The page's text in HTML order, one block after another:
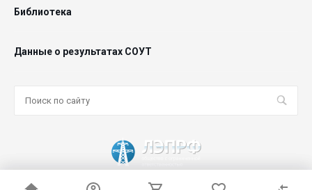
Библиотека
Данные о результатах СОУТ